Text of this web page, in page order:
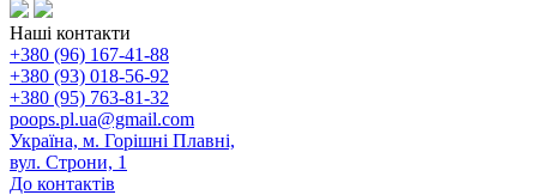
Наші контакти
+380 (96) 167-41-88
+380 (93) 018-56-92
+380 (95) 763-81-32
poops.pl.ua@gmail.com
Україна, м. Горішні Плавні,
вул. Строни, 1
До контактів